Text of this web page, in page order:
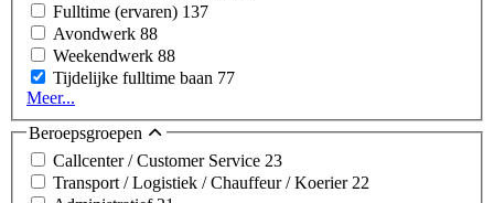
Fulltime (ervaren) 137
Avondwerk 88
Weekendwerk 88
Tijdelijke fulltime baan 77
Meer...
Beroepsgroepen
Callcenter / Customer Service 23
Transport / Logistiek / Chauffeur / Koerier 22